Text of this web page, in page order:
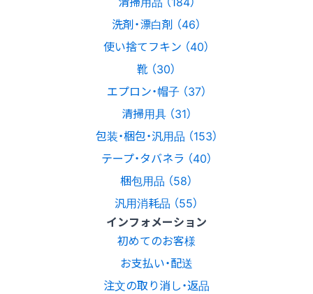
洗剤・漂白剤 （46）
使い捨てフキン （40）
靴 （30）
エプロン・帽子 （37）
清掃用具 （31）
包装・梱包・汎用品 （153）
テープ・タバネラ （40）
梱包用品 （58）
汎用消耗品 （55）
インフォメーション
初めてのお客様
お支払い・配送
注文の取り消し・返品